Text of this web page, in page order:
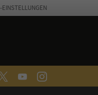
TWITTERYOUTUBEINSTAGRAM